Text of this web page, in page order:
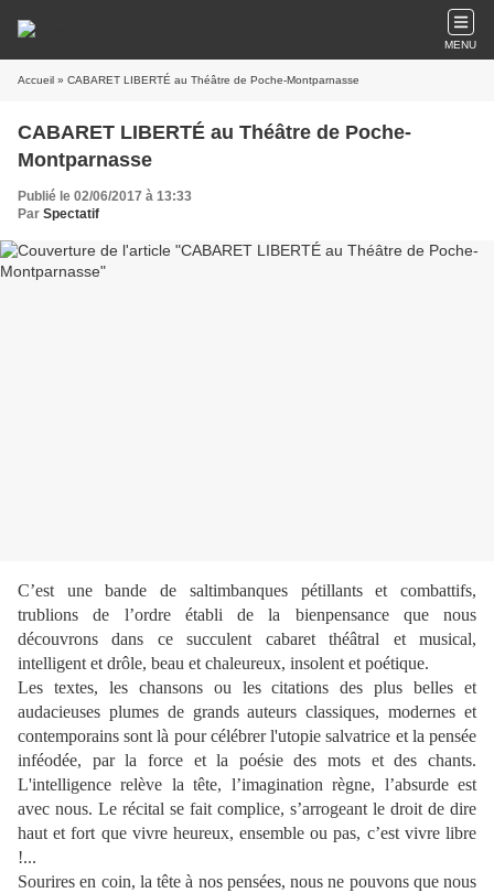
MENU
Accueil » CABARET LIBERTÉ au Théâtre de Poche-Montparnasse
CABARET LIBERTÉ au Théâtre de Poche-
Montparnasse
Publié le 02/06/2017 à 13:33
Par Spectatif
C’est une bande de saltimbanques pétillants et combattifs,
trublions de l’ordre établi de la bienpensance que nous
découvrons dans ce succulent cabaret théâtral et musical,
intelligent et drôle, beau et chaleureux, insolent et poétique.
Les textes, les chansons ou les citations des plus belles et
audacieuses plumes de grands auteurs classiques, modernes et
contemporains sont là pour célébrer l'utopie salvatrice et la pensée
inféodée, par la force et la poésie des mots et des chants.
L'intelligence relève la tête, l’imagination règne, l’absurde est
avec nous. Le récital se fait complice, s’arrogeant le droit de dire
haut et fort que vivre heureux, ensemble ou pas, c’est vivre libre
!...
Sourires en coin, la tête à nos pensées, nous ne pouvons que nous